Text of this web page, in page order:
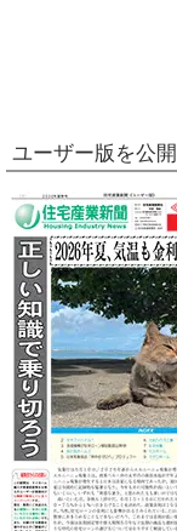
ユーザー版を公開